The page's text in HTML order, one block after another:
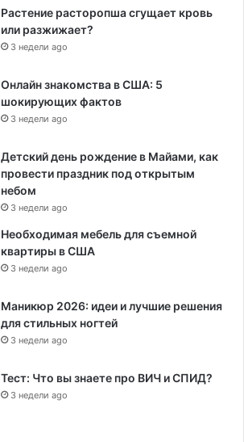
Растение расторопша сгущает кровь
или разжижает?
3 недели ago
Онлайн знакомства в США: 5
шокирующих фактов
3 недели ago
Детский день рождение в Майами, как
провести праздник под открытым
небом
3 недели ago
Необходимая мебель для съемной
квартиры в США
3 недели ago
Маникюр 2026: идеи и лучшие решения
для стильных ногтей
3 недели ago
Тест: Что вы знаете про ВИЧ и СПИД?
3 недели ago